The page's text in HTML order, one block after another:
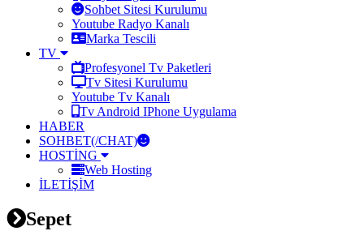
Sohbet Sitesi Kurulumu
Youtube Radyo Kanalı
Marka Tescili
TV
Profesyonel Tv Paketleri
Tv Sitesi Kurulumu
Youtube Tv Kanalı
Tv Android IPhone Uygulama
HABER
SOHBET(/CHAT)
HOSTİNG
Web Hosting
İLETİŞİM
Sepet